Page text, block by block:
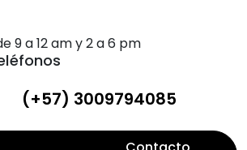
9 a 12 am y 2 a 6 pm
(+57) 3009794085